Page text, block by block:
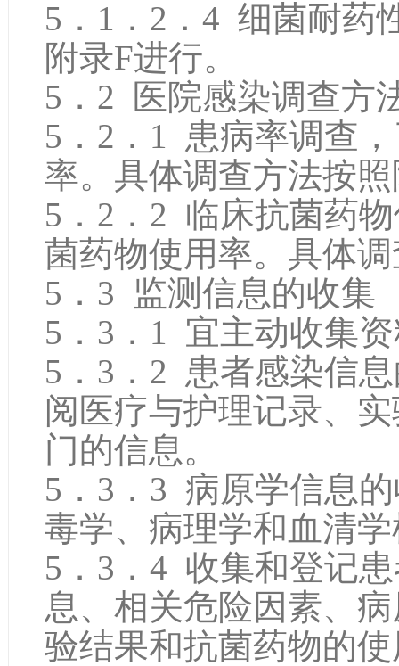
5．1．2．4 细菌耐药
附录F进行。
5．2 医院感染调查方
5．2．1 患病率调查
率。具体调查方法按
5．2．2 临床抗菌药
菌药物使用率。具体
5．3 监测信息的收集
5．3．1 宜主动收集
5．3．2 患者感染信
阅医疗与护理记录、
门的信息。
5．3．3 病原学信息
毒学、病理学和血清
5．3．4 收集和登记
息、相关危险因素、
验结果和抗菌药物的